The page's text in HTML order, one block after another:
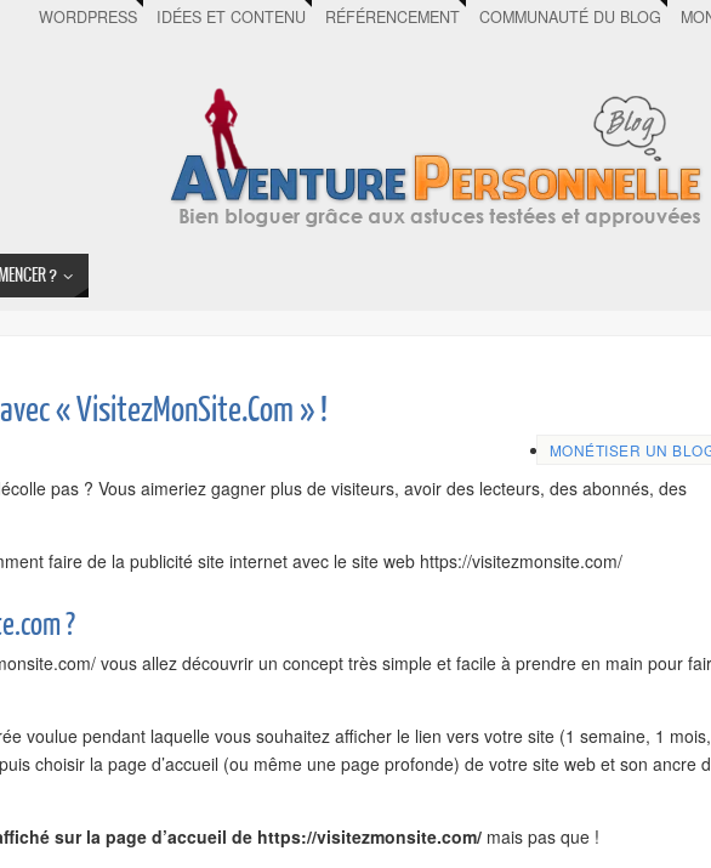
WORDPRESS IDÉES ET CONTENU RÉFÉRENCEMENT COMMUNAUTÉ DU BLOG
?
« VisitezMonSite.Com » !
MONÉTISER UN
pas ? Vous aimeriez gagner plus de visiteurs, avoir des lecteurs, des abonnés, des
faire de la publicité site internet avec le site web https://visitezmonsite.com/
?
vous allez découvrir un concept très simple et facile à prendre en main pour
voulue pendant laquelle vous souhaitez afficher le lien vers votre site (1 semaine, 1
choisir la page d’accueil (ou même une page profonde) de votre site web et son ancre
sur la page d’accueil de https://visitezmonsite.com/ mais pas que !